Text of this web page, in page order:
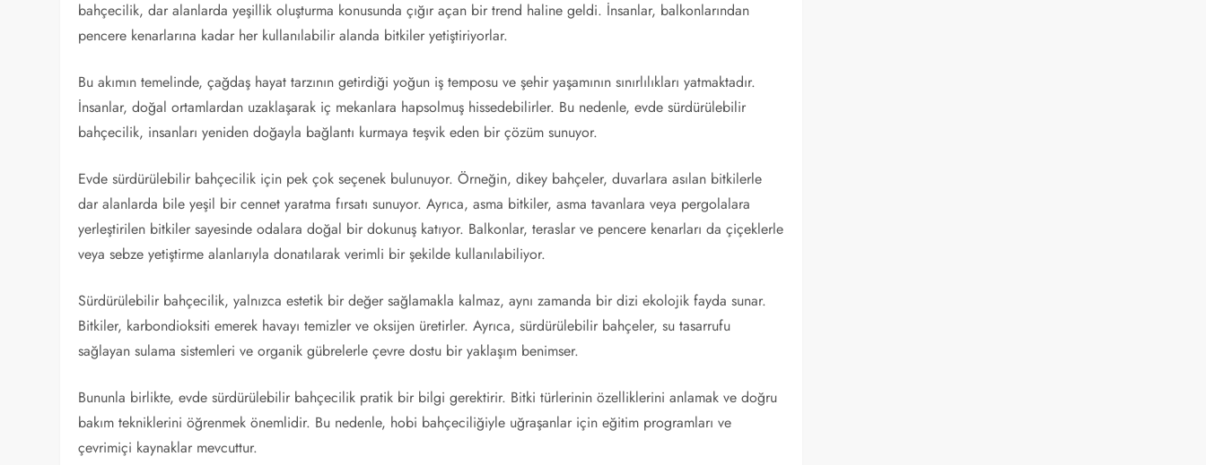
bahçecilik, dar alanlarda yeşillik oluşturma konusunda çığır açan bir trend haline geldi. İnsanlar, balkonlarından
pencere kenarlarına kadar her kullanılabilir alanda bitkiler yetiştiriyorlar.
Bu akımın temelinde, çağdaş hayat tarzının getirdiği yoğun iş temposu ve şehir yaşamının sınırlılıkları yatmaktadır.
İnsanlar, doğal ortamlardan uzaklaşarak iç mekanlara hapsolmuş hissedebilirler. Bu nedenle, evde sürdürülebilir
bahçecilik, insanları yeniden doğayla bağlantı kurmaya teşvik eden bir çözüm sunuyor.
Evde sürdürülebilir bahçecilik için pek çok seçenek bulunuyor. Örneğin, dikey bahçeler, duvarlara asılan bitkilerle
dar alanlarda bile yeşil bir cennet yaratma fırsatı sunuyor. Ayrıca, asma bitkiler, asma tavanlara veya pergolalara
yerleştirilen bitkiler sayesinde odalara doğal bir dokunuş katıyor. Balkonlar, teraslar ve pencere kenarları da çiçeklerle
veya sebze yetiştirme alanlarıyla donatılarak verimli bir şekilde kullanılabiliyor.
Sürdürülebilir bahçecilik, yalnızca estetik bir değer sağlamakla kalmaz, aynı zamanda bir dizi ekolojik fayda sunar.
Bitkiler, karbondioksiti emerek havayı temizler ve oksijen üretirler. Ayrıca, sürdürülebilir bahçeler, su tasarrufu
sağlayan sulama sistemleri ve organik gübrelerle çevre dostu bir yaklaşım benimser.
Bununla birlikte, evde sürdürülebilir bahçecilik pratik bir bilgi gerektirir. Bitki türlerinin özelliklerini anlamak ve doğru
bakım tekniklerini öğrenmek önemlidir. Bu nedenle, hobi bahçeciliğiyle uğraşanlar için eğitim programları ve
çevrimiçi kaynaklar mevcuttur.